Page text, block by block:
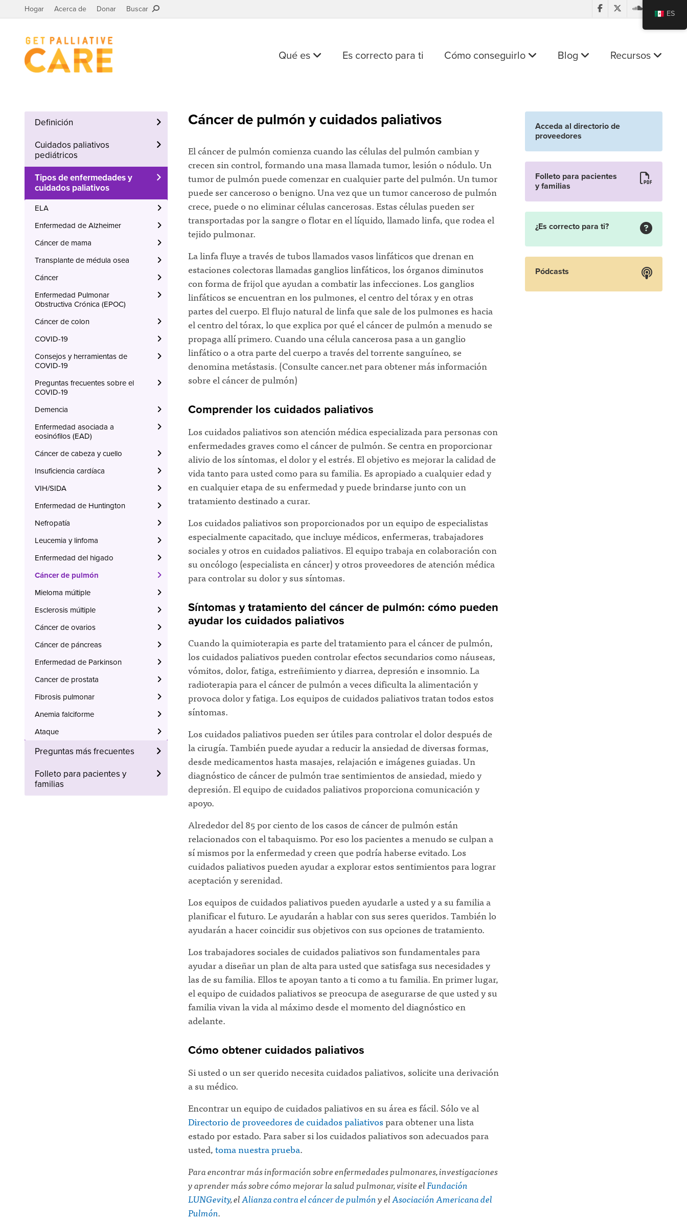
Hogar Acerca de Donar Buscar
Qué es Es correcto para ti Cómo conseguirlo Blog Recursos
Definición
Cuidados paliativos
pediátricos
Tipos de enfermedades y
cuidados paliativos
ELA
Enfermedad de Alzheimer
Cáncer de mama
Transplante de médula osea
Cáncer
Enfermedad Pulmonar
Obstructiva Crónica (EPOC)
Cáncer de colon
COVID-19
Consejos y herramientas de
COVID-19
Preguntas frecuentes sobre el
COVID-19
Demencia
Enfermedad asociada a
eosinófilos (EAD)
Cáncer de cabeza y cuello
Insuficiencia cardíaca
VIH/SIDA
Enfermedad de Huntington
Nefropatía
Leucemia y linfoma
Enfermedad del higado
Cáncer de pulmón
Mieloma múltiple
Esclerosis múltiple
Cáncer de ovarios
Cáncer de páncreas
Enfermedad de Parkinson
Cancer de prostata
Fibrosis pulmonar
Anemia falciforme
Ataque
Preguntas más frecuentes
Folleto para pacientes y
familias
Cáncer de pulmón y cuidados paliativos
El cáncer de pulmón comienza cuando las células del pulmón cambian y
crecen sin control, formando una masa llamada tumor, lesión o nódulo. Un
tumor de pulmón puede comenzar en cualquier parte del pulmón. Un tumor
puede ser canceroso o benigno. Una vez que un tumor canceroso de pulmón
crece, puede o no eliminar células cancerosas. Estas células pueden ser
transportadas por la sangre o flotar en el líquido, llamado linfa, que rodea el
tejido pulmonar.
La linfa fluye a través de tubos llamados vasos linfáticos que drenan en
estaciones colectoras llamadas ganglios linfáticos, los órganos diminutos
con forma de frijol que ayudan a combatir las infecciones. Los ganglios
linfáticos se encuentran en los pulmones, el centro del tórax y en otras
partes del cuerpo. El flujo natural de linfa que sale de los pulmones es hacia
el centro del tórax, lo que explica por qué el cáncer de pulmón a menudo se
propaga allí primero. Cuando una célula cancerosa pasa a un ganglio
linfático o a otra parte del cuerpo a través del torrente sanguíneo, se
denomina metástasis. (Consulte cancer.net para obtener más información
sobre el cáncer de pulmón)
Comprender los cuidados paliativos
Los cuidados paliativos son atención médica especializada para personas con
enfermedades graves como el cáncer de pulmón. Se centra en proporcionar
alivio de los síntomas, el dolor y el estrés. El objetivo es mejorar la calidad de
vida tanto para usted como para su familia. Es apropiado a cualquier edad y
en cualquier etapa de su enfermedad y puede brindarse junto con un
tratamiento destinado a curar.
Los cuidados paliativos son proporcionados por un equipo de especialistas
especialmente capacitado, que incluye médicos, enfermeras, trabajadores
sociales y otros en cuidados paliativos. El equipo trabaja en colaboración con
su oncólogo (especialista en cáncer) y otros proveedores de atención médica
para controlar su dolor y sus síntomas.
Síntomas y tratamiento del cáncer de pulmón: cómo pueden
ayudar los cuidados paliativos
Cuando la quimioterapia es parte del tratamiento para el cáncer de pulmón,
los cuidados paliativos pueden controlar efectos secundarios como náuseas,
vómitos, dolor, fatiga, estreñimiento y diarrea, depresión e insomnio. La
radioterapia para el cáncer de pulmón a veces dificulta la alimentación y
provoca dolor y fatiga. Los equipos de cuidados paliativos tratan todos estos
síntomas.
Los cuidados paliativos pueden ser útiles para controlar el dolor después de
la cirugía. También puede ayudar a reducir la ansiedad de diversas formas,
desde medicamentos hasta masajes, relajación e imágenes guiadas. Un
diagnóstico de cáncer de pulmón trae sentimientos de ansiedad, miedo y
depresión. El equipo de cuidados paliativos proporciona comunicación y
apoyo.
Alrededor del 85 por ciento de los casos de cáncer de pulmón están
relacionados con el tabaquismo. Por eso los pacientes a menudo se culpan a
sí mismos por la enfermedad y creen que podría haberse evitado. Los
cuidados paliativos pueden ayudar a explorar estos sentimientos para lograr
aceptación y serenidad.
Los equipos de cuidados paliativos pueden ayudarle a usted y a su familia a
planificar el futuro. Le ayudarán a hablar con sus seres queridos. También lo
ayudarán a hacer coincidir sus objetivos con sus opciones de tratamiento.
Los trabajadores sociales de cuidados paliativos son fundamentales para
ayudar a diseñar un plan de alta para usted que satisfaga sus necesidades y
las de su familia. Ellos te apoyan tanto a ti como a tu familia. En primer lugar,
el equipo de cuidados paliativos se preocupa de asegurarse de que usted y su
familia vivan la vida al máximo desde el momento del diagnóstico en
adelante.
Cómo obtener cuidados paliativos
Si usted o un ser querido necesita cuidados paliativos, solicite una derivación
a su médico.
Encontrar un equipo de cuidados paliativos en su área es fácil. Sólo ve al
Directorio de proveedores de cuidados paliativospara obtener una lista
estado por estado. Para saber si los cuidados paliativos son adecuados para
usted,toma nuestra prueba.
Para encontrar más información sobre enfermedades pulmonares, investigaciones
y aprender más sobre cómo mejorar la salud pulmonar, visite elFundación
LUNGevity, elAlianza contra el cáncer de pulmóny elAsociación Americana del
Pulmón.
Acceda al directorio de
proveedores
Folleto para pacientes
y familias
¿Es correcto para ti?
Pódcasts
ES